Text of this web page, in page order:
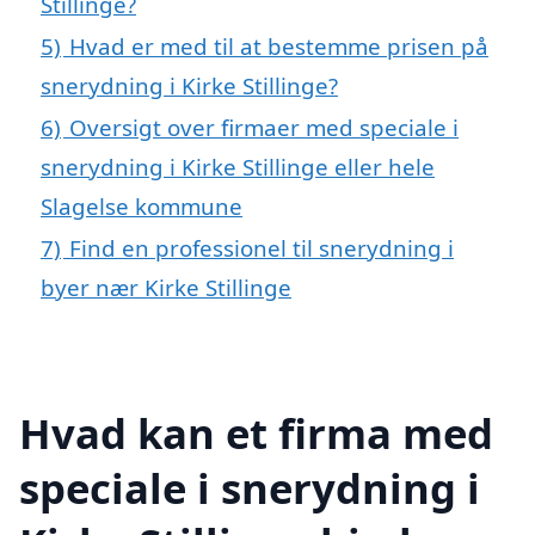
5) Hvad er med til at bestemme prisen på
snerydning i Kirke Stillinge?
6) Oversigt over firmaer med speciale i
snerydning i Kirke Stillinge eller hele
Slagelse kommune
7) Find en professionel til snerydning i
byer nær Kirke Stillinge
Hvad kan et firma med
speciale i snerydning i